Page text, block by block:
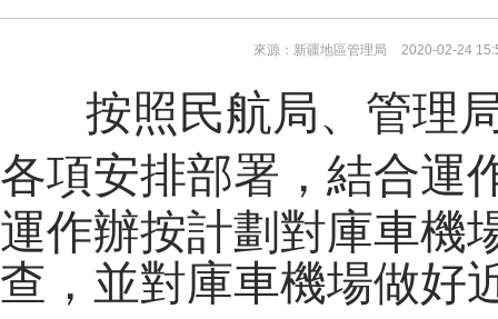
來源：新疆地區管理局 2020-02-24
按照民航局、管理
各項安排部署，結合運
運作辦按計劃對庫車機
查，並對庫車機場做好
键